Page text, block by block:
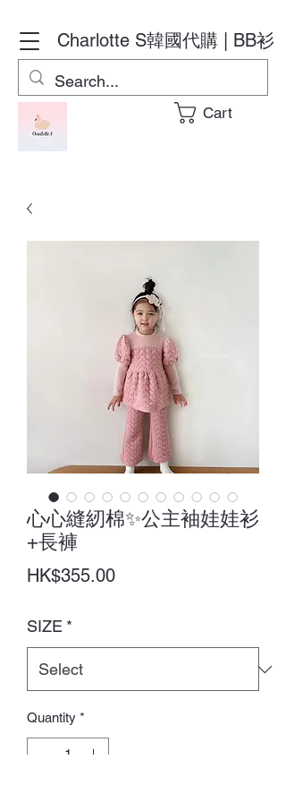
Charlotte S韓國代購 | BB衫
Cart
心心縫紉棉✨公主袖娃娃衫
+長褲
HK$355.00Price
SIZE *
Quantity *